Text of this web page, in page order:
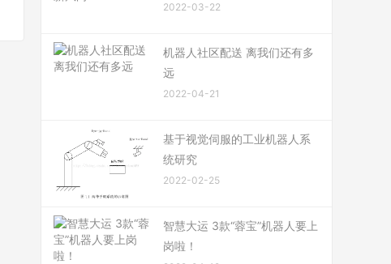
2022-03-22
机器人社区配送 离我们还有多
远
2022-04-21
基于视觉伺服的工业机器人系
统研究
2022-02-25
智慧大运 3款“蓉宝”机器人要上
岗啦！